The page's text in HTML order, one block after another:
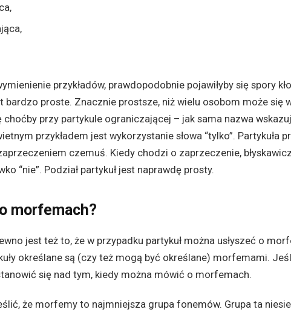
przykładów, prawdopodobnie pojawiłyby się spory
bardzo proste. Znacznie prostsze, niż wielu osobom może się
przy partykule ograniczającej – jak sama nazwa
przykładem jest wykorzystanie słowa “tylko”. Partykuła
czemuś. Kiedy chodzi o zaprzeczenie,
“nie”. Podział partykuł jest naprawdę prosty.
morfemach?
jest też to, że w przypadku partykuł można usłyszeć o
określane są (czy też mogą być określane) morfemami.
się nad tym, kiedy można mówić o morfemach.
że morfemy to najmniejsza grupa fonemów. Grupa ta